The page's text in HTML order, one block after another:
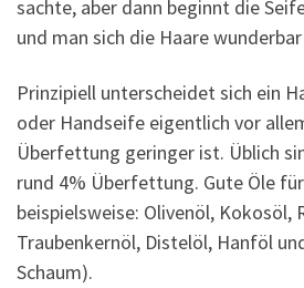
sachte, aber dann beginnt die
und man sich die Haare
Prinzipiell unterscheidet sich ein
oder Handseife eigentlich vor
Überfettung geringer ist. Üblich
rund 4% Überfettung. Gute Öle
beispielsweise: Olivenöl, Kokosöl,
Traubenkernöl, Distelöl, Hanföl
Schaum).